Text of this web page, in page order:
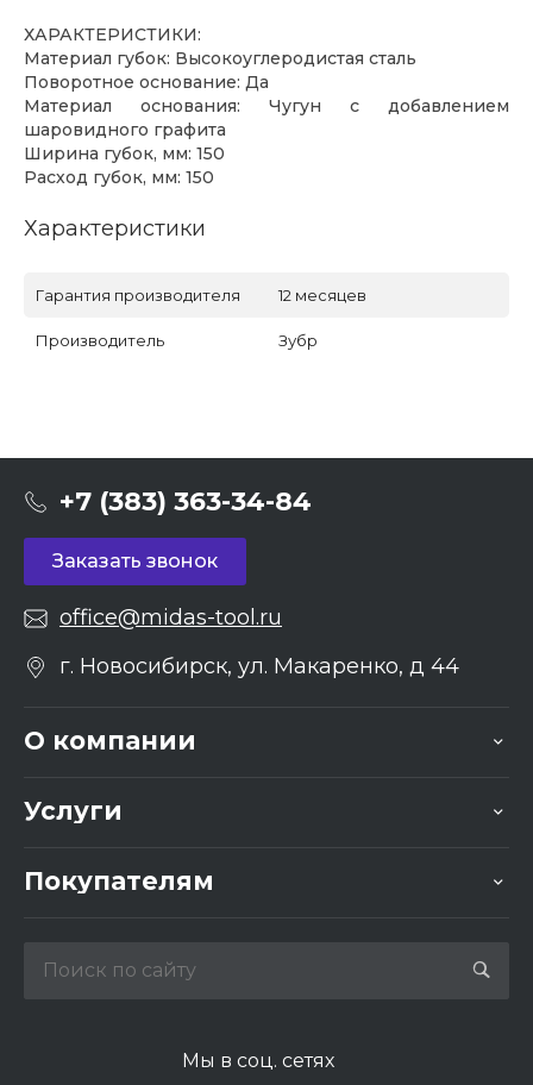
ХАРАКТЕРИСТИКИ:
Материал губок: Высокоуглеродистая сталь
Поворотное основание: Да
Материал основания: Чугун с добавлением
шаровидного графита
Ширина губок, мм: 150
Расход губок, мм: 150
Характеристики
Гарантия производителя 12 месяцев
Производитель Зубр
+7 (383) 363-34-84
Заказать звонок
office@midas-tool.ru
г. Новосибирск, ул. Макаренко, д 44
О компании
Услуги
Покупателям
Мы в соц. сетях